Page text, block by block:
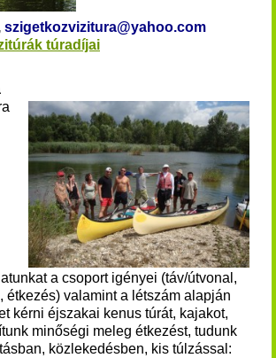
szigetkozvizitura@yahoo.com
túradíjai
a csoport igényei (táv/útvonal,
étkezés) valamint a létszám alapján
kérni éjszakai kenus túrát, kajakot,
minőségi meleg étkezést, tudunk
közlekedésben, kis túlzással: